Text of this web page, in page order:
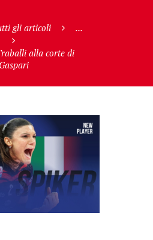
gli articoli ...
alla corte di
Gaspari